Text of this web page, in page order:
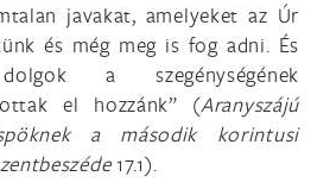
javakat, amelyeket az Úr
és még meg is fog adni. És
a szegénységének
el hozzánk” (Aranyszájú
a második korintusi
17.1).